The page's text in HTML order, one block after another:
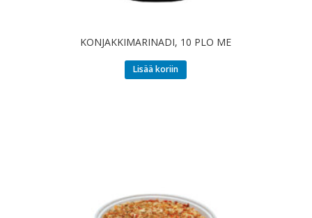
KONJAKKIMARINADI, 10 PLO ME
Lisää koriin